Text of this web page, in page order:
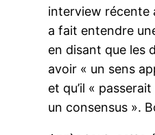
interview récente
a fait entendre
en disant que les
avoir « un sens
et qu’il «
un consensus ».